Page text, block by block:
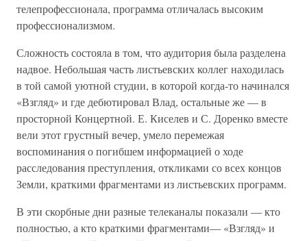
телепрофессионала, программа отличалась высоким
профессионализмом.
Сложность состояла в том, что аудитория была разделена
надвое. Небольшая часть листьевских коллег находилась
в той самой уютной студии, в которой когда-то начинался
«Взгляд» и где дебютировал Влад, остальные же — в
просторной Концертной. Е. Киселев и С. Доренко вместе
вели этот грустный вечер, умело перемежая
воспоминания о погибшем информацией о ходе
расследования преступления, откликами со всех концов
Земли, краткими фрагментами из листьевских программ.
В эти скорбные дни разные телеканалы показали — кто
полностью, а кто краткими фрагментами— «Взгляд» и